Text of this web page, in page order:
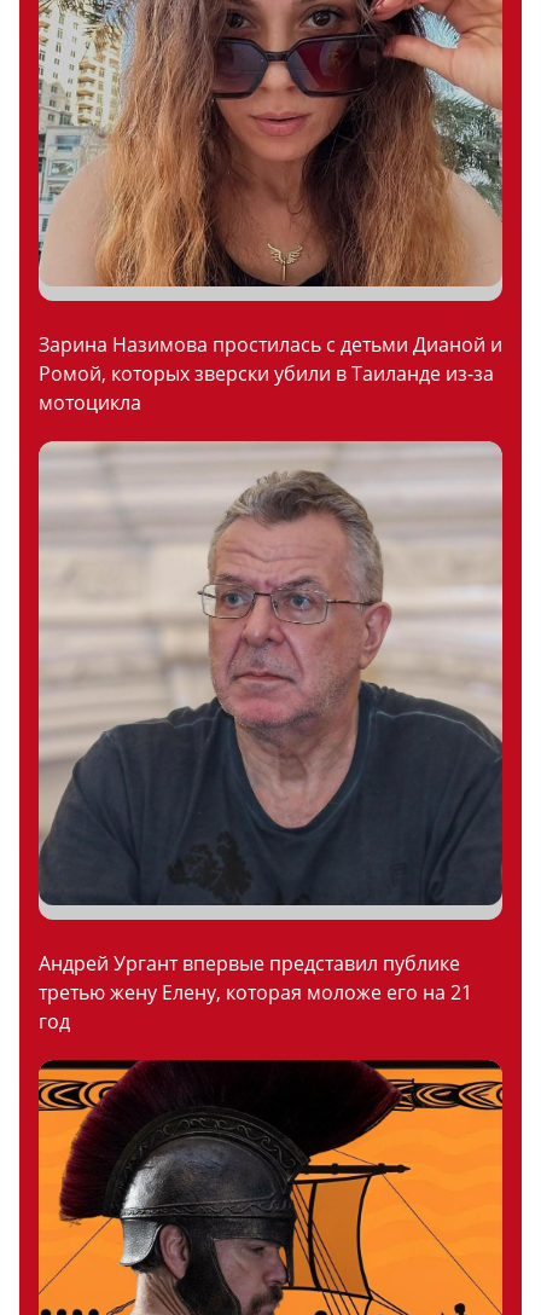
Зарина Назимова простилась с детьми Дианой и
Ромой, которых зверски убили в Таиланде из-за
мотоцикла
Андрей Ургант впервые представил публике
третью жену Елену, которая моложе его на 21
год